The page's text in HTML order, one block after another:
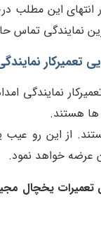
انتهای این
نمایندگی تماس
تعمیرکار
نمایندگی
هستند.
از این رو
عرضه خواهد نمود.
تعمیرات یخچال